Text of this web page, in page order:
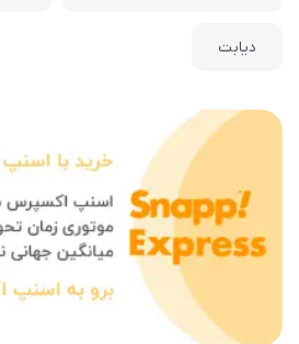
دیابت